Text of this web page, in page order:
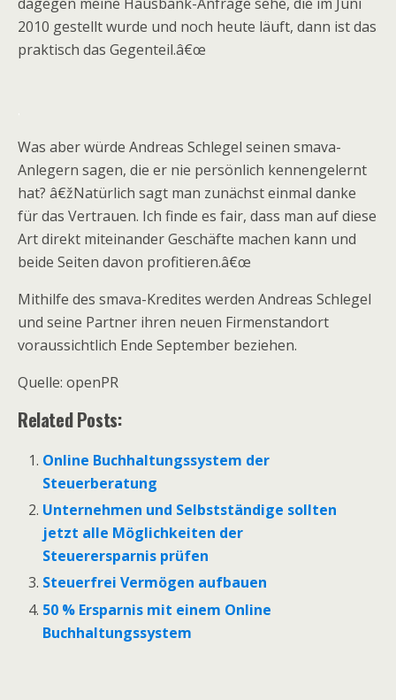
2010 gestellt wurde und noch heute läuft, dann ist das
praktisch das Gegenteil.â€œ
Was aber würde Andreas Schlegel seinen smava-
Anlegern sagen, die er nie persönlich kennengelernt
hat? â€žNatürlich sagt man zunächst einmal danke
für das Vertrauen. Ich finde es fair, dass man auf diese
Art direkt miteinander Geschäfte machen kann und
beide Seiten davon profitieren.â€œ
Mithilfe des smava-Kredites werden Andreas Schlegel
und seine Partner ihren neuen Firmenstandort
voraussichtlich Ende September beziehen.
Quelle: openPR
Related Posts:
Online Buchhaltungssystem der
Steuerberatung
Unternehmen und Selbstständige sollten
jetzt alle Möglichkeiten der
Steuerersparnis prüfen
Steuerfrei Vermögen aufbauen
50 % Ersparnis mit einem Online
Buchhaltungssystem